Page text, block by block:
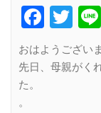
おはようござい
先日、母親がく
た。
。